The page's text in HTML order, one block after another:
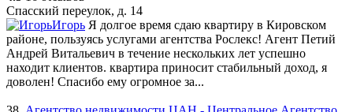
Спасский переулок, д. 14
Игорь Я долгое время сдаю квартиру в Кировском
районе, пользуясь услугами агентства Рослекс! Агент Петий
Андрей Витальевич в течение нескольких лет успешно
находит клиентов. квартира приносит стабильный доход, я
доволен! Спасибо ему огромное за...